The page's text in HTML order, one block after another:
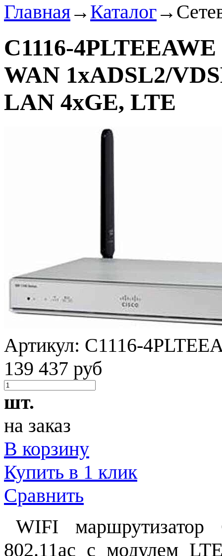
Главная→ Каталог→
C1116-
WAN 1xADSL2/
LAN 4xGE, LTE
Артикул: C1116-
139 437 руб
шт.
на заказ
В корзину
Купить в 1 клик
Сравнить
WIFI маршрутизатор
802.11ac c модулем